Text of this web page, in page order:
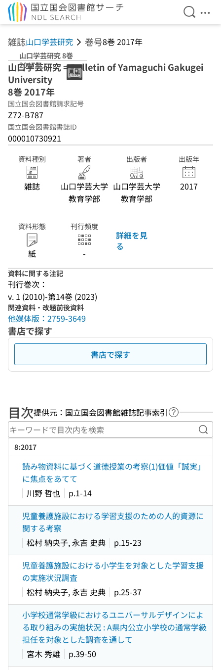
検索を
メ
雑誌山口学芸研究 巻号8巻 2017年
山口学芸研究 8巻
2017年
山口学芸研究 = Bulletin of Yamaguchi Gakugei
University
8巻 2017年
国立国会図書館請求記号
Z72-B787
国立国会図書館書誌ID
000010730921
資料種別
雑誌
著者
山口学芸大学
教育学部
出版者
山口学芸大学
教育学部
出版年
2017
資料形態
紙
刊行頻度
-
詳細を見
る
資料に関する注記
刊行巻次：
v. 1 (2010)-第14巻 (2023)
関連資料・改題前後資料
他媒体版：2759-3649
書店で探す
書店で探す
目次提供元：国立国会図書館雑誌記事索引 ヘルプペー
キ
8:2017
読み物資料に基づく道徳授業の考察(1)価値「誠実」
に焦点をあてて
川野 哲也
p.1-14
児童養護施設における学習支援のための人的資源に
関する考察
松村 納央子, 永吉 史典
p.15-23
児童養護施設における小学生を対象とした学習支援
の実施状況調査
松村 納央子, 永吉 史典
p.25-37
小学校通常学級におけるユニバーサルデザインによ
る取り組みの実施状況 : A県内公立小学校の通常学級
担任を対象とした調査を通して
宮木 秀雄
p.39-50